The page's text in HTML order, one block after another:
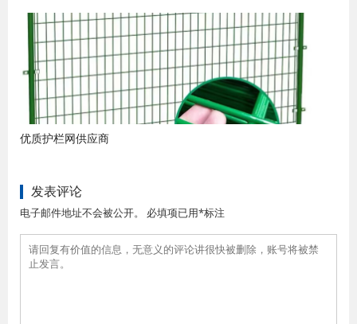
优质护栏网供应商
发表评论
电子邮件地址不会被公开。 必填项已用*标注